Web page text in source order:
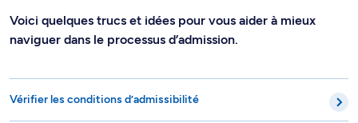
Voici quelques trucs et idées pour vous aider à mieux
naviguer dans le processus d’admission.
Vérifier les conditions d’admissibilité